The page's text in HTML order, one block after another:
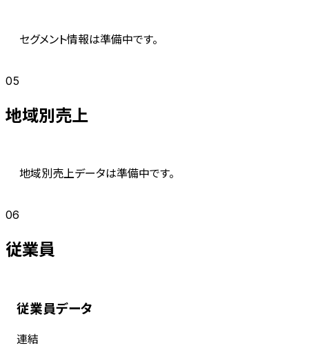
セグメント情報は準備中です。
05
地域別売上
地域別売上データは準備中です。
06
従業員
従業員データ
連結